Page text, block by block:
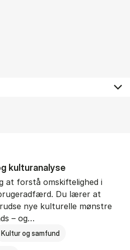
kul­tu­r­a­na­ly­se
at forstå omskiftelighed i
Du lærer at
nye kulturelle mønstre
– og…
Kultur og samfund